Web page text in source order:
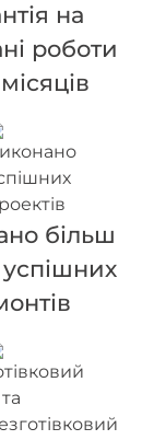
на
роботи
більш